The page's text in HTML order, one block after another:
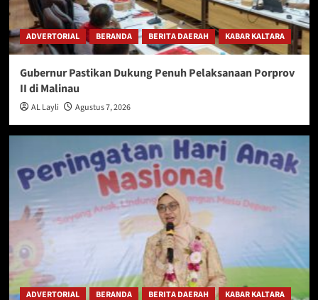
ADVERTORIAL BERANDA BERITA DAERAH KABAR KALTARA
Gubernur Pastikan Dukung Penuh Pelaksanaan Porprov
II di Malinau
AL Layli Agustus 7, 2026
ADVERTORIAL BERANDA BERITA DAERAH KABAR KALTARA